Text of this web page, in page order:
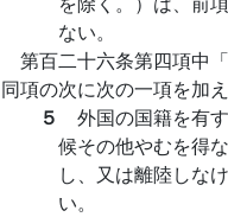
ない。
第百二十六条第四項中
同項の次に次の一項を加え
５ 外国の国籍を有
候その他やむを得
し、又は離陸しな
い。